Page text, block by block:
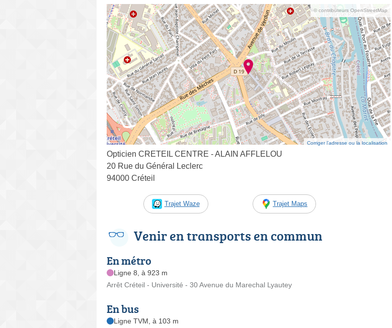
© contributeurs OpenStreetMap
Corriger l’adresse ou la localisation
Opticien CRETEIL CENTRE - ALAIN AFFLELOU
20 Rue du Général Leclerc
94000 Créteil
Trajet Waze Trajet Maps
Venir en transports en commun
En métro
Ligne 8, à 923 m
Arrêt Créteil - Université - 30 Avenue du Marechal Lyautey
En bus
Ligne TVM, à 103 m